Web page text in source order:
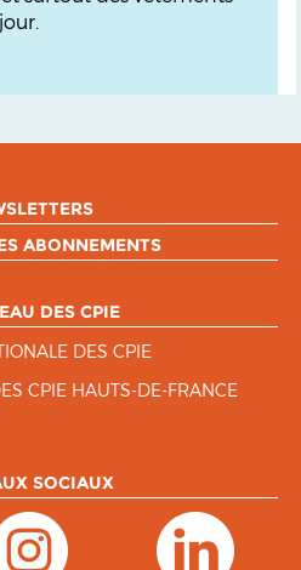
ABONNEMENTS
DES CPIE
DES CPIE
CPIE HAUTS-DE-FRANCE
SOCIAUX